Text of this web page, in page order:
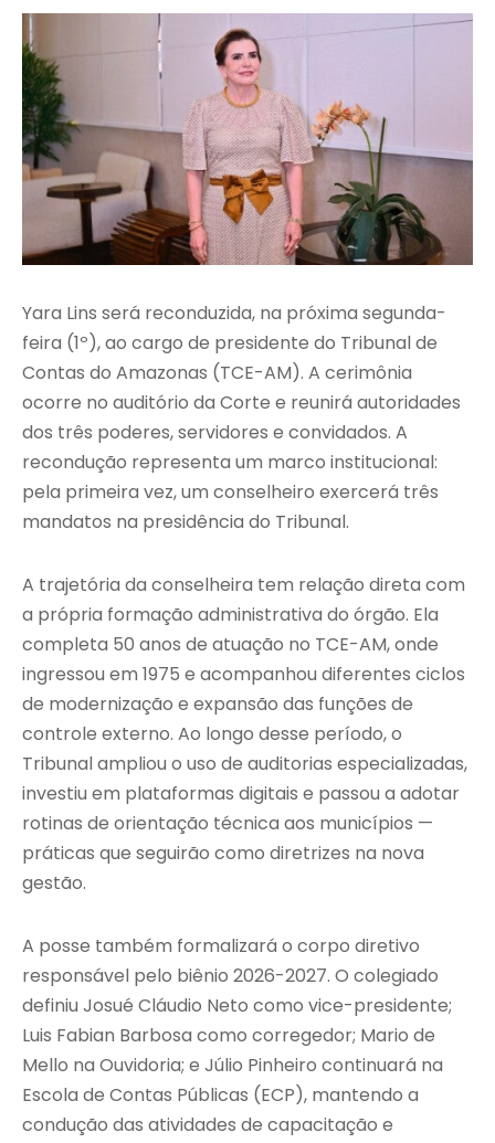
Yara Lins será reconduzida, na próxima segunda-
feira (1º), ao cargo de presidente do Tribunal de
Contas do Amazonas (TCE-AM). A cerimônia
ocorre no auditório da Corte e reunirá autoridades
dos três poderes, servidores e convidados. A
recondução representa um marco institucional:
pela primeira vez, um conselheiro exercerá três
mandatos na presidência do Tribunal.
A trajetória da conselheira tem relação direta com
a própria formação administrativa do órgão. Ela
completa 50 anos de atuação no TCE-AM, onde
ingressou em 1975 e acompanhou diferentes ciclos
de modernização e expansão das funções de
controle externo. Ao longo desse período, o
Tribunal ampliou o uso de auditorias especializadas,
investiu em plataformas digitais e passou a adotar
rotinas de orientação técnica aos municípios —
práticas que seguirão como diretrizes na nova
gestão.
A posse também formalizará o corpo diretivo
responsável pelo biênio 2026-2027. O colegiado
definiu Josué Cláudio Neto como vice-presidente;
Luis Fabian Barbosa como corregedor; Mario de
Mello na Ouvidoria; e Júlio Pinheiro continuará na
Escola de Contas Públicas (ECP), mantendo a
condução das atividades de capacitação e